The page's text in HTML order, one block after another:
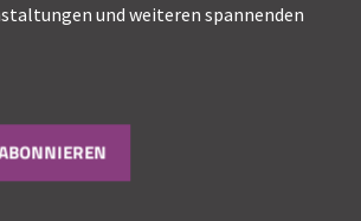
und weiteren spannenden